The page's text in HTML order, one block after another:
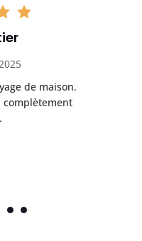
de maison.
complètement